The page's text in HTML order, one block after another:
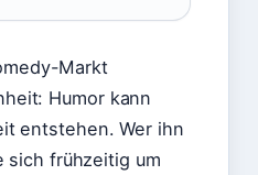
Markt
Humor kann
entstehen. Wer ihn
sich frühzeitig um